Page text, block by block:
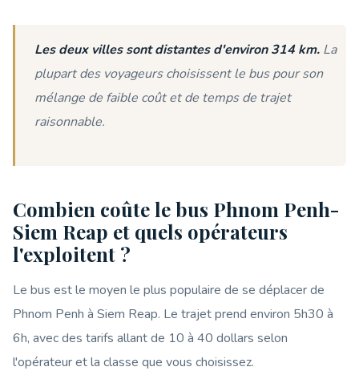
Les deux villes sont distantes d'environ 314 km. La
plupart des voyageurs choisissent le bus pour son
mélange de faible coût et de temps de trajet
raisonnable.
Combien coûte le bus Phnom Penh-
Siem Reap et quels opérateurs
l'exploitent ?
Le bus est le moyen le plus populaire de se déplacer de
Phnom Penh à Siem Reap. Le trajet prend environ 5h30 à
6h, avec des tarifs allant de 10 à 40 dollars selon
l'opérateur et la classe que vous choisissez.